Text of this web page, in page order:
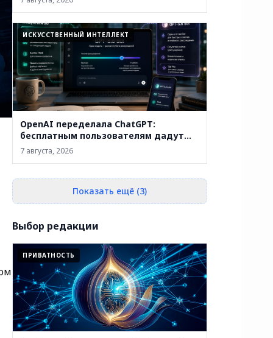
уязвимости
ИСКУССТВЕННЫЙ ИНТЕЛЛЕКТ
OpenAI переделала ChatGPT:
бесплатным пользователям дадут
безлимитные чаты, а Sol научили
отвечать без лишней воды
7 августа, 2026
Показать ещё (3)
Выбор редакции
ПРИВАТНОСТЬ